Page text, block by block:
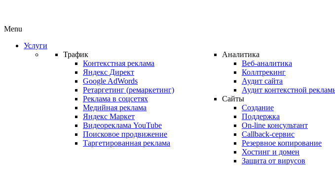
Menu
Услуги
Трафик
Контекстная реклама
Яндекс Директ
Google AdWords
Ретаргетинг (ремаркетинг)
Реклама в соцсетях
Медийная реклама
Яндекс Маркет
Видеореклама YouTube
Поисковое продвижение
Таргетированная реклама
Аналитика
Веб-аналитика
Коллтрекинг
Аудит сайта
Аудит контекстной
Сайты
Создание
Поддержка
On-line консультант
Callback-сервис
Резервное копирование
Хостинг и домен
Защита от вирусов